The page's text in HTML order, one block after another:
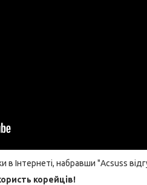
Інтернеті, набравши "Acsuss
корейців!